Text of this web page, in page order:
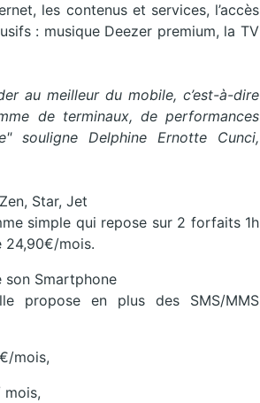
les contenus et services, l’accès
: musique Deezer premium, la TV
au meilleur du mobile, c’est-à-dire
de terminaux, de performances
souligne Delphine Ernotte Cunci,
Star, Jet
simple qui repose sur 2 forfaits 1h
24,90€/mois.
Smartphone
propose en plus des SMS/MMS
mois,